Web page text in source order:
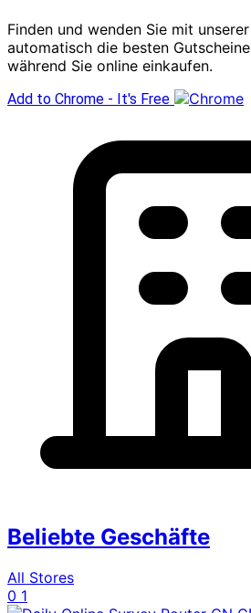
Finden und wenden Sie mit
automatisch die besten
während Sie online einkaufen.
Add to Chrome - It's Free
Beliebte Geschäfte
All Stores
0 1